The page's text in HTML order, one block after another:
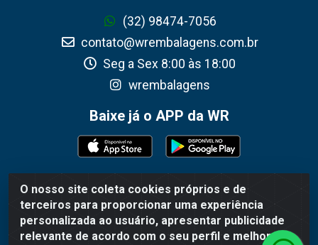
O nosso site coleta cookies próprios e de
terceiros para proporcionar uma experiência
personalizada ao usuário, apresentar publicidade
relevante de acordo com o seu perfil e melhorar a
(32) 98474-7056
contato@wrembalagens.com.br
Seg a Sex 8:00 às 18:00
wrembalagens
Baixe já o APP da WR
WR Embalagens - R. Cel. Teodoro Gomes de Araújo, 1360 -
Grogotó - Barbacena / MG - CEP 36202-628 - CNPJ
02.692.206/0001-55